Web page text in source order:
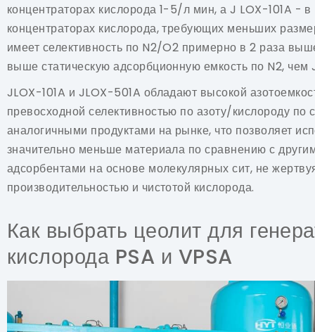
концентраторах кислорода 1-5/л мин, а J LOX-101A -
концентраторах кислорода, требующих меньших
имеет селективность по N2/O2 примерно в 2 раза
выше статическую адсорбционную емкость по N2, чем
JLOX-101A и JLOX-501A обладают высокой
превосходной селективностью по азоту/кислороду по
аналогичными продуктами на рынке, что позволяет
значительно меньше материала по сравнению с
адсорбентами на основе молекулярных сит, не
производительностью и чистотой кислорода.
Как выбрать цеолит для
кислорода PSA и VPSA